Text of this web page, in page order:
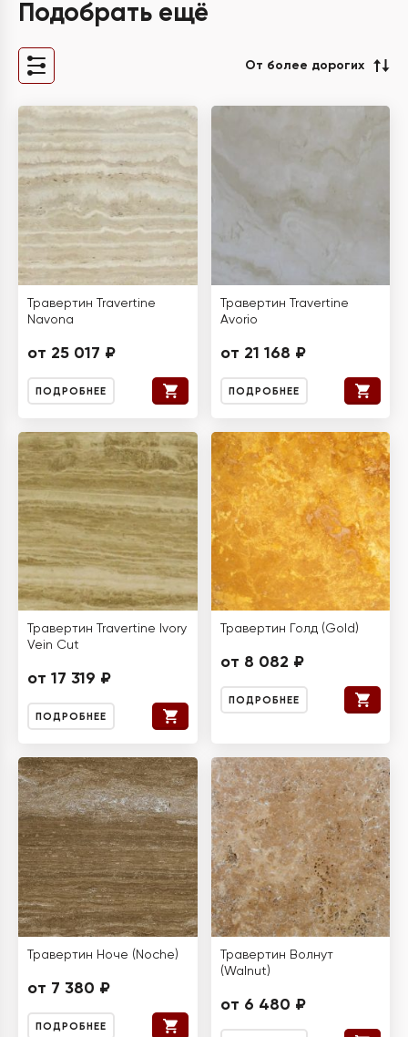
Подобрать ещё
От более дорогих
Травертин Travertine
Navona
от 25 017 ₽
ПОДРОБНЕЕ
Травертин Travertine
Avorio
от 21 168 ₽
ПОДРОБНЕЕ
Травертин Travertine Ivory
Vein Cut
от 17 319 ₽
ПОДРОБНЕЕ
Травертин Голд (Gold)
от 8 082 ₽
ПОДРОБНЕЕ
Травертин Ноче (Noche)
от 7 380 ₽
ПОДРОБНЕЕ
Травертин Волнут
(Walnut)
от 6 480 ₽